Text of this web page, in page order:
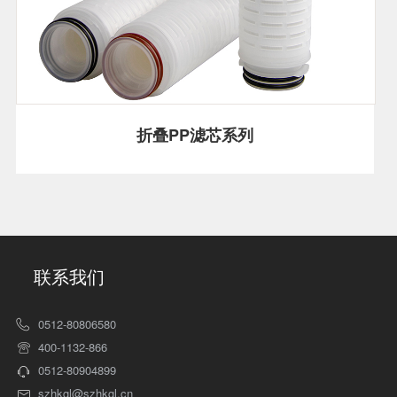
折叠PP滤芯系列
联系我们
0512-80806580
400-1132-866
0512-80904899
szhkgl@szhkgl.cn